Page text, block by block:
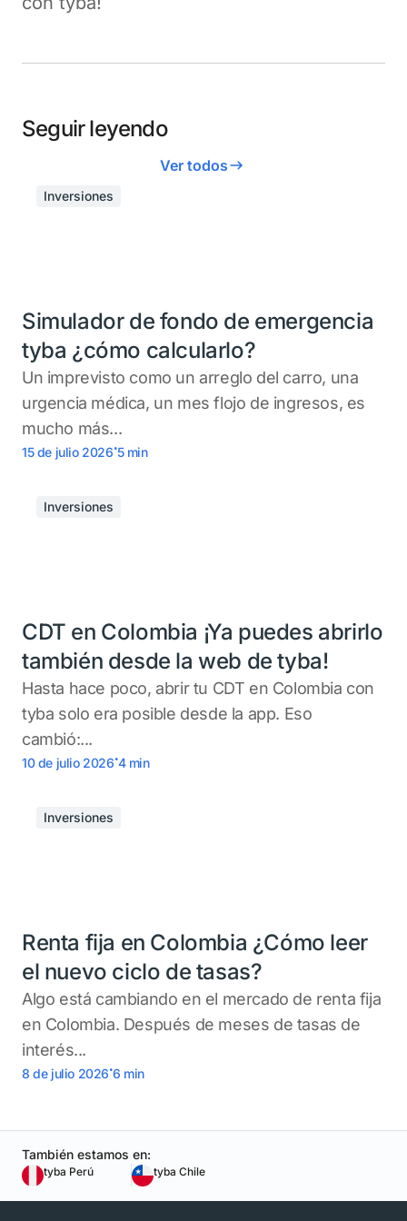
Seguir leyendo
Ver todos
Inversiones
Simulador de fondo de emergencia
tyba ¿cómo calcularlo?
Un imprevisto como un arreglo del carro, una
urgencia médica, un mes flojo de ingresos, es
mucho más...
15 de julio 2026.5 min
Inversiones
CDT en Colombia ¡Ya puedes abrirlo
también desde la web de tyba!
Hasta hace poco, abrir tu CDT en Colombia con
tyba solo era posible desde la app. Eso
cambió:...
10 de julio 2026.4 min
Inversiones
Renta fija en Colombia ¿Cómo leer
el nuevo ciclo de tasas?
Algo está cambiando en el mercado de renta fija
en Colombia. Después de meses de tasas de
interés...
8 de julio 2026.6 min
También estamos en:
tyba Perú tyba Chile